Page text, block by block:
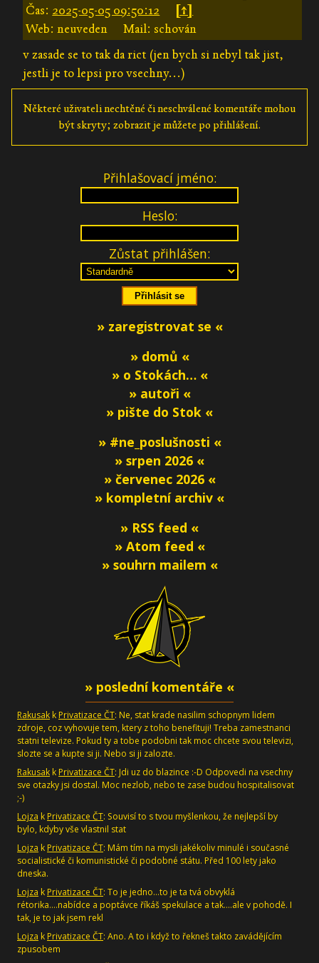
Čas: 2025-05-05 09:50:12
[↑]
Web: neuveden
Mail: schován
v zasade se to tak da rict (jen bych si nebyl tak jist,
jestli je to lepsi pro vsechny...)
Některé uživateli nechtěné či neschválené komentáře mohou
být skryty; zobrazit je můžete po přihlášení.
Přihlašovací jméno:
Heslo:
Zůstat přihlášen:
» zaregistrovat se «
» domů «
» o Stokách… «
» autoři «
» pište do Stok «
» #ne_poslušnosti «
» srpen 2026 «
» červenec 2026 «
» kompletní archiv «
» RSS feed «
» Atom feed «
» souhrn mailem «
» poslední komentáře «
Rakusak k Privatizace ČT: Ne, stat krade nasilim schopnym lidem
zdroje, coz vyhovuje tem, ktery z toho benefituji! Treba zamestnanci
statni televize. Pokud ty a tobe podobni tak moc chcete svou televizi,
slozte se a kupte si ji. Nebo si ji zalozte.
Rakusak k Privatizace ČT: Jdi uz do blazince :-D Odpovedi na vsechny
sve otazky jsi dostal. Moc nezlob, nebo te zase budou hospitalisovat
;-)
Lojza k Privatizace ČT: Souvisí to s tvou myšlenkou, že nejlepší by
bylo, kdyby vše vlastnil stat
Lojza k Privatizace ČT: Mám tím na mysli jakékoliv minulé i současné
socialistické či komunistické či podobné státu. Před 100 lety jako
dneska.
Lojza k Privatizace ČT: To je jedno...to je ta tvá obvyklá
rétorika....nabídce a poptávce říkáš spekulace a tak....ale v pohodě. I
tak, je to jak jsem rekl
Lojza k Privatizace ČT: Ano. A to i když to řekneš takto zavádějícím
zpusobem